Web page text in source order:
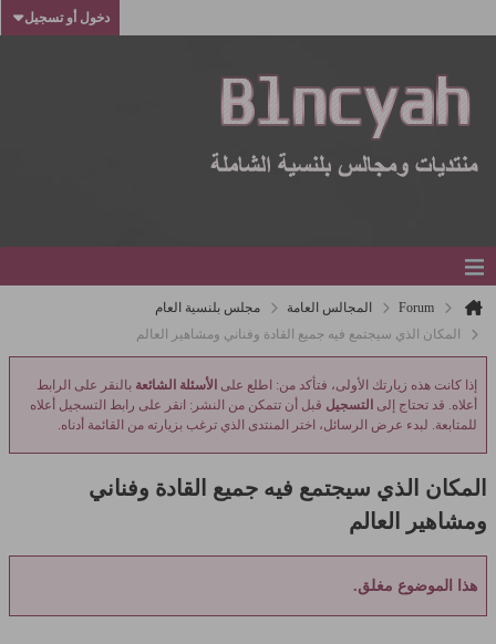
دخول أو تسجيل
Forum المجالس العامة
مجلس بلنسية العام
المكان الذي سيجتمع فيه جميع القادة وفناني ومشاهير العالم
إذا كانت هذه زيارتك الأولى، فتأكد من: اطلع على الأسئلة الشائعة بالنقر على الرابط
أعلاه. قد تحتاج إلى التسجيل قبل أن تتمكن من النشر: انقر على رابط التسجيل أعلاه
للمتابعة. لبدء عرض الرسائل، اختر المنتدى الذي ترغب بزيارته من القائمة أدناه.
المكان الذي سيجتمع فيه جميع القادة وفناني
ومشاهير العالم
هذا الموضوع مغلق.